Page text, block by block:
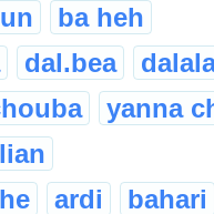
ba heh
dal.bea
yanna
lian
ardi
bahari